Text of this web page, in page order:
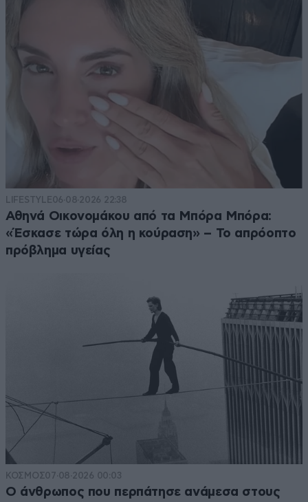
LIFESTYLE06·08·2026 22:38
Αθηνά Οικονομάκου από τα Μπόρα Μπόρα:
«Έσκασε τώρα όλη η κούραση» – Το απρόοπτο
πρόβλημα υγείας
ΚΟΣΜΟΣ07·08·2026 00:03
Ο άνθρωπος που περπάτησε ανάμεσα στους